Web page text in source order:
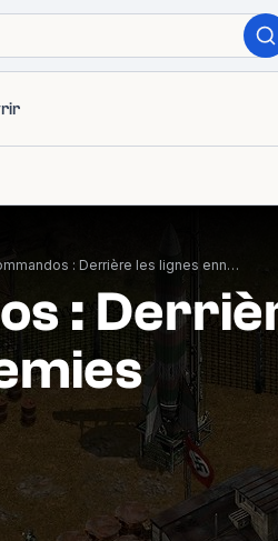
Commandos : Derrière les lignes ennemies
: